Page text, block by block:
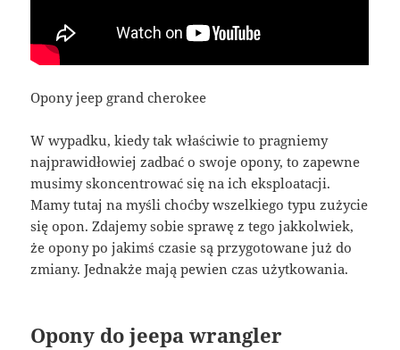
Opony jeep grand cherokee
W wypadku, kiedy tak właściwie to pragniemy
najprawidłowiej zadbać o swoje opony, to zapewne
musimy skoncentrować się na ich eksploatacji.
Mamy tutaj na myśli choćby wszelkiego typu zużycie
się opon. Zdajemy sobie sprawę z tego jakkolwiek,
że opony po jakimś czasie są przygotowane już do
zmiany. Jednakże mają pewien czas użytkowania.
Opony do jeepa wrangler